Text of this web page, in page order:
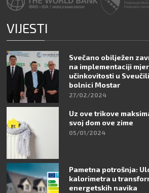
VIJESTI
Svečano obilježen
na implementaciji
učinkovitosti u
bolnici Mostar
27/02/2024
Uz ove trikove
svoj dom ove zime
05/01/2024
Pametna potrošnja:
kalorimetra u
energetskih navika